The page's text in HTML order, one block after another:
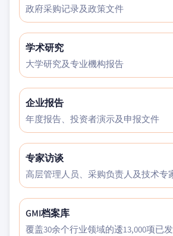
政府采购记录及政策文件
学术研究
大学研究及专业機构报告
企业报告
年度报告、投资者演示及申报文件
专家访谈
高层管理人员、采购负责人及技术专
GMI档案库
覆盖30余个行业领域的逶13,000项已